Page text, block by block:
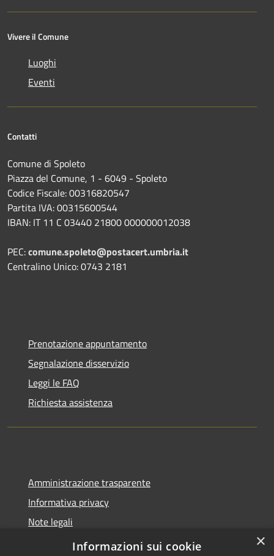
Vivere il Comune
Luoghi
Eventi
Contatti
Comune di Spoleto
Piazza del Comune, 1 - 6049 - Spoleto
Codice Fiscale: 00316820547
Partita IVA: 00315600544
IBAN: IT 11 C 03440 21800 000000012038
PEC:comune.spoleto@postacert.umbria.it
Centralino Unico: 0743 2181
Prenotazione appuntamento
Segnalazione disservizio
Leggi le FAQ
Richiesta assistenza
Amministrazione trasparente
Informativa privacy
Note legali
Dichiarazione di accessibilità
×
Informazioni sui cookie